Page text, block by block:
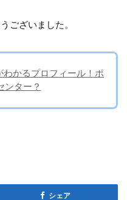
ございました。
かるプロフィール！ポ
ンター？
シェア